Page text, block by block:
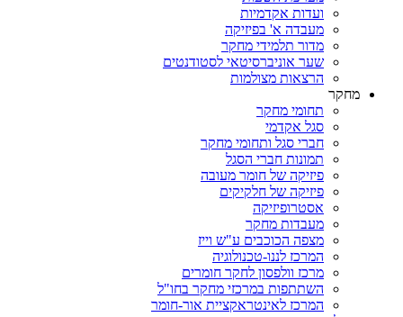
ועדות אקדמיות
מעבדה א' בפיזיקה
מדור תלמידי מחקר
שער אוניברסיטאי לסטודנטים
הרצאות מצולמות
מחקר
תחומי מחקר
סגל אקדמי
חברי סגל ותחומי מחקר
תמונות חברי הסגל
פיזיקה של חומר מעובה
פיזיקה של חלקיקים
אסטרופיזיקה
מעבדות מחקר
מצפה הכוכבים ע"ש וייז
המרכז לננו-טכנולוגיה
מרכז וולפסון לחקר חומרים
השתתפות במרכזי מחקר בחו"ל
המרכז לאינטראקציית אור-חומר